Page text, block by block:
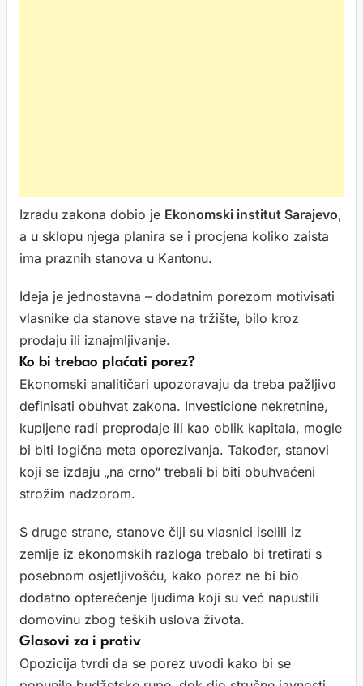
Izradu zakona dobio je Ekonomski institut Sarajevo,
a u sklopu njega planira se i procjena koliko zaista
ima praznih stanova u Kantonu.
Ideja je jednostavna – dodatnim porezom motivisati
vlasnike da stanove stave na tržište, bilo kroz
prodaju ili iznajmljivanje.
Ko bi trebao plaćati porez?
Ekonomski analitičari upozoravaju da treba pažljivo
definisati obuhvat zakona. Investicione nekretnine,
kupljene radi preprodaje ili kao oblik kapitala, mogle
bi biti logična meta oporezivanja. Također, stanovi
koji se izdaju „na crno“ trebali bi biti obuhvaćeni
strožim nadzorom.
S druge strane, stanove čiji su vlasnici iselili iz
zemlje iz ekonomskih razloga trebalo bi tretirati s
posebnom osjetljivošću, kako porez ne bi bio
dodatno opterećenje ljudima koji su već napustili
domovinu zbog teških uslova života.
Glasovi za i protiv
Opozicija tvrdi da se porez uvodi kako bi se